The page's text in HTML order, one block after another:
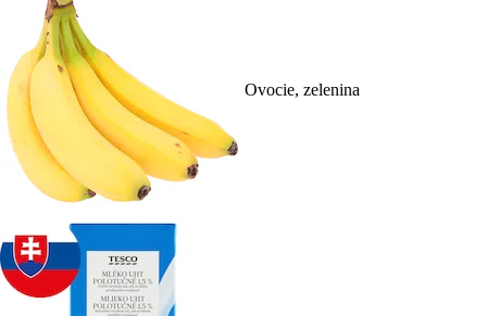
Ovocie, zelenina